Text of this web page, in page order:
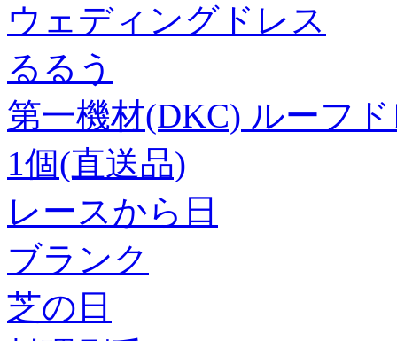
ウェディングドレス
るるう
第一機材(DKC) ルーフ
1個(直送品)
レースから日
ブランク
芝の日